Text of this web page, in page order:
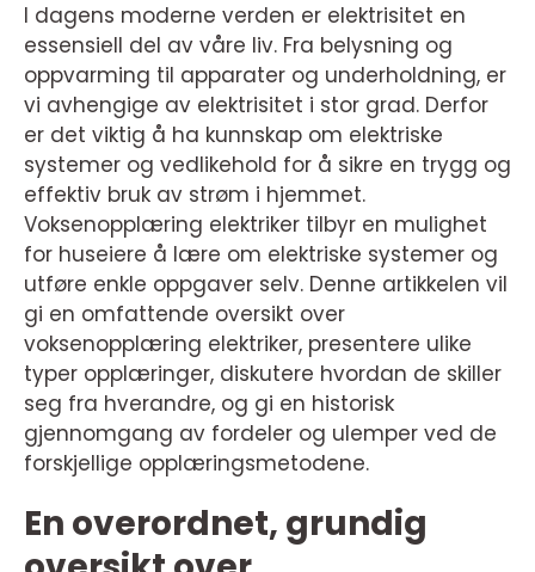
I dagens moderne verden er elektrisitet en
essensiell del av våre liv. Fra belysning og
oppvarming til apparater og underholdning, er
vi avhengige av elektrisitet i stor grad. Derfor
er det viktig å ha kunnskap om elektriske
systemer og vedlikehold for å sikre en trygg og
effektiv bruk av strøm i hjemmet.
Voksenopplæring elektriker tilbyr en mulighet
for huseiere å lære om elektriske systemer og
utføre enkle oppgaver selv. Denne artikkelen vil
gi en omfattende oversikt over
voksenopplæring elektriker, presentere ulike
typer opplæringer, diskutere hvordan de skiller
seg fra hverandre, og gi en historisk
gjennomgang av fordeler og ulemper ved de
forskjellige opplæringsmetodene.
En overordnet, grundig